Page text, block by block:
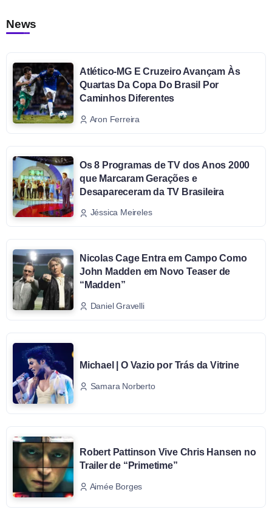
News
Atlético-MG E Cruzeiro Avançam Às
Quartas Da Copa Do Brasil Por
Caminhos Diferentes
Aron Ferreira
Os 8 Programas de TV dos Anos 2000
que Marcaram Gerações e
Desapareceram da TV Brasileira
Jéssica Meireles
Nicolas Cage Entra em Campo Como
John Madden em Novo Teaser de
“Madden”
Daniel Gravelli
Michael | O Vazio por Trás da Vitrine
Samara Norberto
Robert Pattinson Vive Chris Hansen no
Trailer de “Primetime”
Aimée Borges